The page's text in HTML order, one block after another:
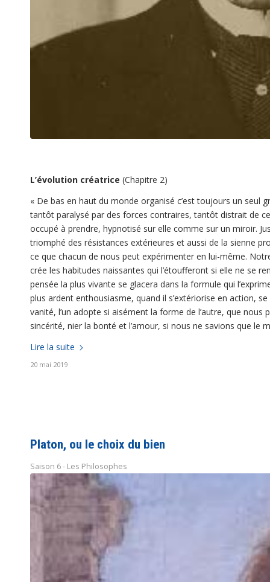
L’évolution créatrice (Chapitre 2)
« De bas en haut du monde organisé c’est toujours un
tantôt paralysé par des forces contraires, tantôt distrait de
occupé à prendre, hypnotisé sur elle comme sur un miroir.
triomphé des résistances extérieures et aussi de la sienne
ce que chacun de nous peut expérimenter en lui-même.
crée les habitudes naissantes qui l’étoufferont si elle ne se
pensée la plus vivante se glacera dans la formule qui
plus ardent enthousiasme, quand il s’extériorise en action,
vanité, l’un adopte si aisément la forme de l’autre, que
sincérité, nier la bonté et l’amour, si nous ne savions que
Lire la suite
20 mai 2019
Platon, ou le choix du bien
Saison 6 - Les Philosophes